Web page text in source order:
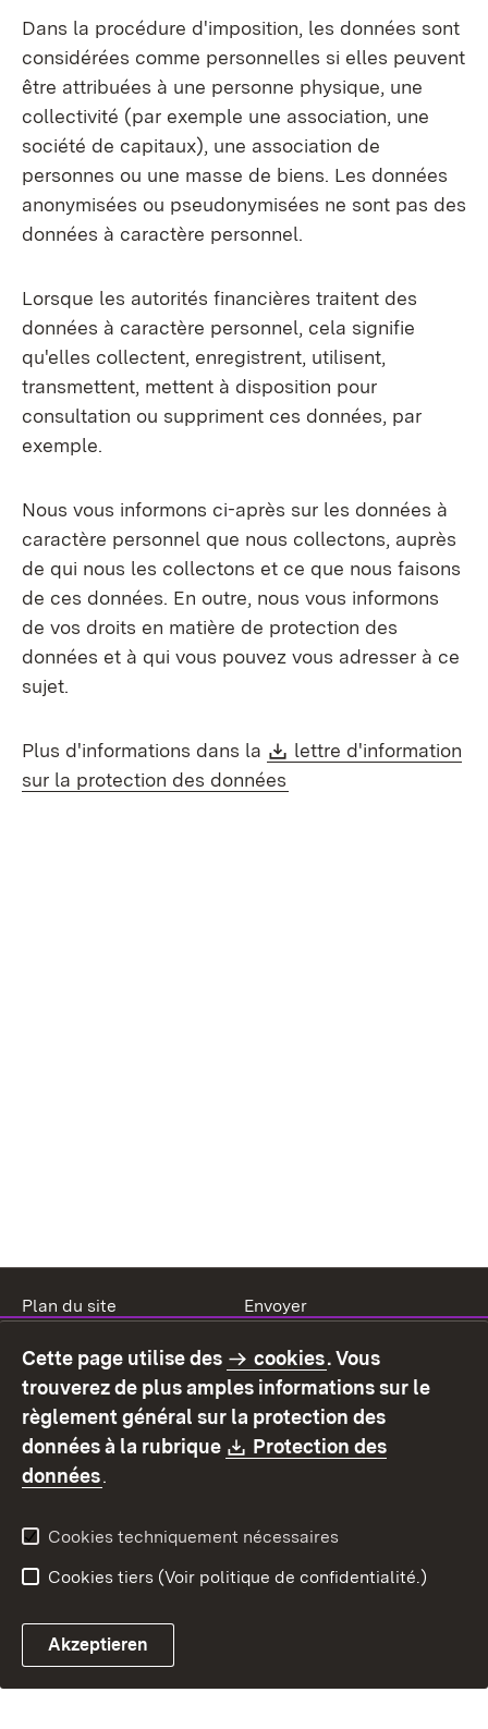
Dans la procédure d'imposition, les données sont
considérées comme personnelles si elles peuvent
être attribuées à une personne physique, une
collectivité (par exemple une association, une
société de capitaux), une association de
personnes ou une masse de biens. Les données
anonymisées ou pseudonymisées ne sont pas des
données à caractère personnel.
Lorsque les autorités financières traitent des
données à caractère personnel, cela signifie
qu'elles collectent, enregistrent, utilisent,
transmettent, mettent à disposition pour
consultation ou suppriment ces données, par
exemple.
Nous vous informons ci-après sur les données à
caractère personnel que nous collectons, auprès
de qui nous les collectons et ce que nous faisons
de ces données. En outre, nous vous informons
de vos droits en matière de protection des
données et à qui vous pouvez vous adresser à ce
sujet.
Plus d'informations dans la Download:
lettre d'information
sur la protection des données
Plan du site
Envoyer
Mode d'emploi
Déclaration sur
l'accessibilité
Contact
Signaler un lien brisé
Cette page utilise des cookies. Vous
trouverez de plus amples informations sur le
règlement général sur la protection des
données à la rubrique
Download:
Protection des
données.
Cookies techniquement nécessaires
Cookies tiers (Voir politique de confidentialité.)
Akzeptieren